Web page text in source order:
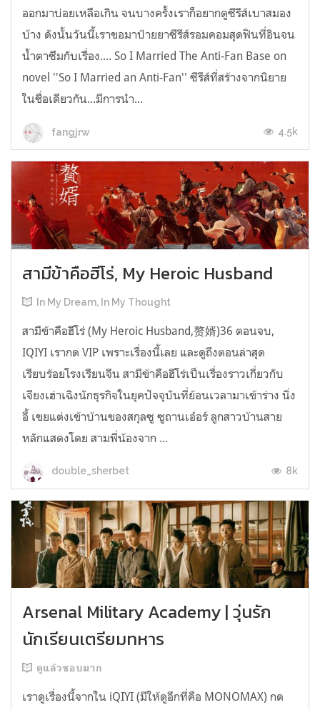
ออกมาบ่อยเหลือเกิน จนบางครั้งเราก็อยากดูซีรีส์เบาสมอง
บ้าง ดังนั้นวันนี้เราขอมาป้ายยาซีรีส์รอมคอมสุดฟินที่อินจน
น้ำตาซึมกับเรื่อง.... So I Married The Anti-Fan Base on
novel ''So I Married an Anti-Fan'' ซีรีส์ที่สร้างจากนิยาย
ในชื่อเดียวกัน...มีการนำ...
fangjrw 4.5k
สามีข้าคือฮีโร่, My Heroic Husband
In My Dream, In My Thought
สามีข้าคือฮีโร่ (My Heroic Husband,赘婿)36 ตอนจบ,
IQIYI เรากด VIP เพราะเรื่องนี้เลย และดูถึงตอนล่าสุด
เรียบร้อยโรงเรียนจีน สามีข้าคือฮีโร่เป็นเรื่องราวเกี่ยวกับ
เจียงเฮ่าเฉิงนักธุรกิจในยุคปัจจุบันที่ย้อนเวลามาเข้าร่าง นิ่ง
อี้ เขยแต่งเข้าบ้านของสกุลซู ซูถานเอ๋อร์ ลูกสาวบ้านสาย
หลักแสดงโดย สามพี่น้องจาก ...
double_sherbet 8k
Arsenal Military Academy | วุ่นรัก
นักเรียนเตรียมทหาร
ดูแล้วชอบมาก
เราดูเรื่องนี้จากใน iQIYI (มีให้ดูอีกที่คือ MONOMAX) กด